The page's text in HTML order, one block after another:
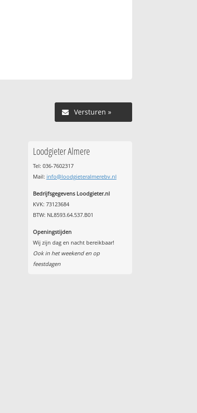
Versturen »
Loodgieter Almere
Tel: 036-7602317
Mail: info@loodgieteralmerebv.nl
Bedrijfsgegevens Loodgieter.nl
KVK: 73123684
BTW: NL8593.64.537.B01
Openingstijden
Wij zijn dag en nacht bereikbaar!
Ook in het weekend en op
feestdagen